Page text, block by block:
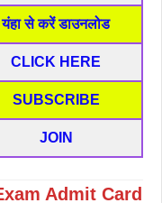
यंहा से करें डाउनलोड
CLICK HERE
SUBSCRIBE
JOIN
Admit Card